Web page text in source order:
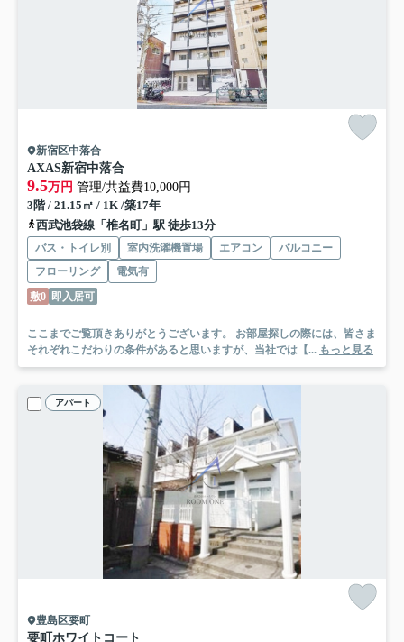
新宿区中落合
AXAS新宿中落合
9.5万円 管理/共益費10,000円
3階 / 21.15㎡ / 1K /築17年
西武池袋線「椎名町」駅 徒歩13分
バス・トイレ別 室内洗濯機置場 エアコン
バルコニー
フローリング
電気有
敷0 即入居可
ここまでご覧頂きありがとうございます。 お部屋探しの際には、皆さま
それぞれこだわりの条件があると思いますが、当社では【... もっと見る
アパート
豊島区要町
要町ホワイトコート